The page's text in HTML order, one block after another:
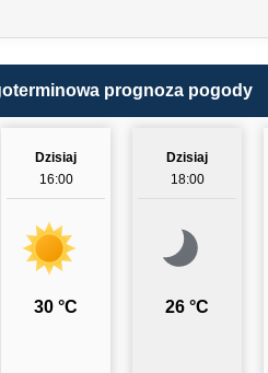
prognoza pogody
Dzisiaj
16:00
30 °C
Dzisiaj
18:00
26 °C